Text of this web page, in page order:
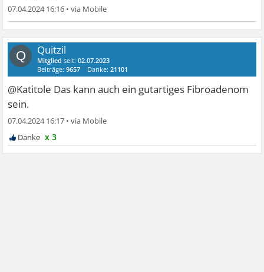
07.04.2024 16:16 •
Q Quitzil
Mitglied seit:02.07.2023
Beiträge:9657 Danke:21101
@Katitole Das kann auch ein gutartiges Fibroadenom
sein.
07.04.2024 16:17 •
x 3